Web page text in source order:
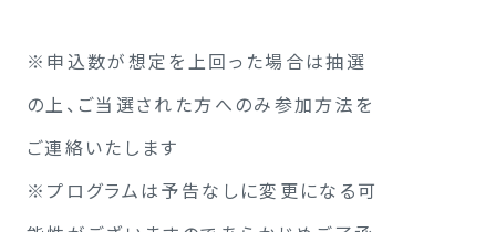
※申込数が想定を上回った場合は抽選
の上、ご当選された方へのみ参加方法を
ご連絡いたします
※プログラムは予告なしに変更になる可